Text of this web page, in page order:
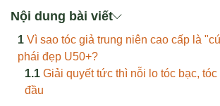
Nội dung bài viết
Vì sao tóc giả trung niên cao cấp là
phái đẹp U50+?
Giải quyết tức thì nỗi lo tóc bạc,
đầu